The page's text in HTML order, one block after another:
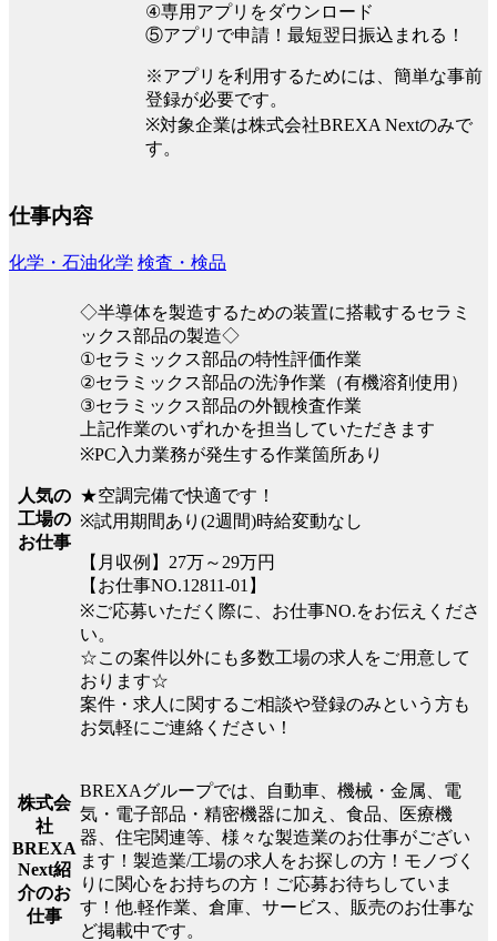
④専用アプリをダウンロード
⑤アプリで申請！最短翌日振込まれる！
※アプリを利用するためには、簡単な事前
登録が必要です。
※対象企業は株式会社BREXA Nextのみで
す。
仕事内容
化学・石油化学 検査・検品
人気の
工場の
お仕事
◇半導体を製造するための装置に搭載するセラミ
ックス部品の製造◇
①セラミックス部品の特性評価作業
②セラミックス部品の洗浄作業（有機溶剤使用）
③セラミックス部品の外観検査作業
上記作業のいずれかを担当していただきます
※PC入力業務が発生する作業箇所あり
★空調完備で快適です！
※試用期間あり(2週間)時給変動なし
【月収例】27万～29万円
【お仕事NO.12811-01】
※ご応募いただく際に、お仕事NO.をお伝えくださ
い。
☆この案件以外にも多数工場の求人をご用意して
おります☆
案件・求人に関するご相談や登録のみという方も
お気軽にご連絡ください！
株式会
社
BREXA
Next紹
介のお
仕事
BREXAグループでは、自動車、機械・金属、電
気・電子部品・精密機器に加え、食品、医療機
器、住宅関連等、様々な製造業のお仕事がござい
ます！製造業/工場の求人をお探しの方！モノづく
りに関心をお持ちの方！ご応募お待ちしていま
す！他.軽作業、倉庫、サービス、販売のお仕事な
ど掲載中です。